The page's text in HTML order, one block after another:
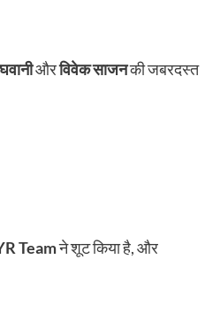
औरविवेक साजनकी जबरदस्त
Teamने शूट किया है, और